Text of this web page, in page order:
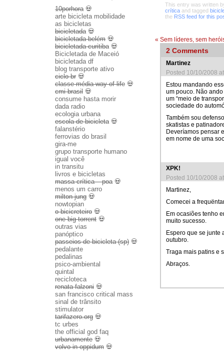
This entry was written
crítica and tagged
the RSS feed for this
« Sem líderes, sem
2 Comments
Martinez
Posted 10/10/2008
Estou mandando
um pouco. Não
um “meio de
sociedade do
Também sou
skatistas e
Deveríamos pensar
em nome de uma
XPK!
Posted 10/10/2008
Martinez,
Comecei a
Em ocasiões tenho
muito sucesso.
Espero que se junte
outubro.
Traga mais patins e
Abraços.
10porhora💀
arte bicicleta mobilidade
as bicicletas
bicicletada💀
bicicletada belém 💀
bicicletada curitiba💀
Bicicletada de Maceió
bicicletada df
blog transporte ativo
ciclo br 💀
classe média way of life 💀
cmi brasil 💀
consume hasta morir
dada radio
ecologia urbana
escola de bicicleta💀
falanstério
ferrovias do brasil
gira-me
grupo transporte humano
igual você
in transitu
livros e bicicletas
massa crítica – poa💀
menos um carro
milton jung 💀
nowtopian
o bicicreteiro 💀
one big torrent 💀
outras vias
panóptico
passeios de bicicleta (sp) 💀
pedalante
pedalinas
psico-ambiental
quintal
recicloteca
renata falzoni 💀
san francisco critical mass
sinal de trânsito
stimulator
tarifazero.org 💀
tc urbes
the official god faq
urbanamente 💀
volvo in oppidum 💀